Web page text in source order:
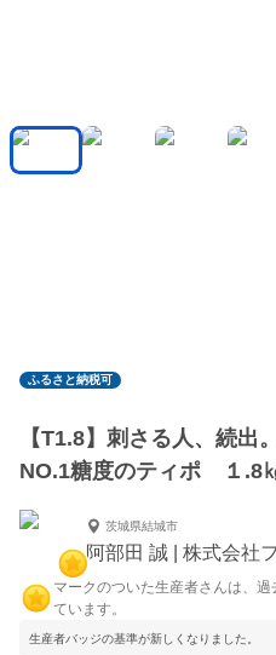
ふるさと納税可
【T1.8】刺さる人、続出
NO.1糖度のティポ １.8
茨城県結城市
阿部田 誠 | 株式会社
マークのついた生産者さんは、
ています。
生産者バッジの基準が新しくなりました。